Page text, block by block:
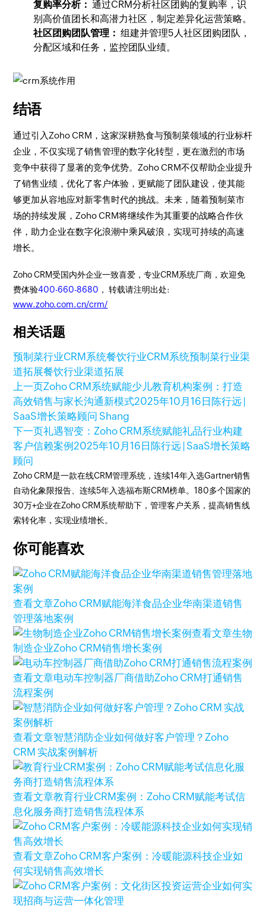
复购率分析： 通过CRM分析社区团购的复购率，识
别高价值团长和高潜力社区，制定差异化运营策略。
社区团购团队管理： 组建并管理5人社区团购团队，
分配区域和任务，监控团队业绩。
结语
通过引入Zoho CRM，这家深耕熟食与预制菜领域的行业标杆
企业，不仅实现了销售管理的数字化转型，更在激烈的市场
竞争中获得了显著的竞争优势。Zoho CRM不仅帮助企业提升
了销售业绩，优化了客户体验，更赋能了团队建设，使其能
够更加从容地应对新零售时代的挑战。未来，随着预制菜市
场的持续发展，Zoho CRM将继续作为其重要的战略合作伙
伴，助力企业在数字化浪潮中乘风破浪，实现可持续的高速
增长。
Zoho CRM受国内外企业一致喜爱，专业CRM系统厂商，欢迎免
费体验400-660-8680 ， 转载请注明出处:
www.zoho.com.cn/crm/
相关话题
预制菜行业CRM系统餐饮行业CRM系统预制菜行业渠
道拓展餐饮行业渠道拓展
上一页Zoho CRM系统赋能少儿教育机构案例：打造
高效销售与家长沟通新模式2025年10月16日 陈行远 |
SaaS增长策略顾问 Shang
下一页礼遇智变：Zoho CRM系统赋能礼品行业构建
客户信赖案例2025年10月16日 陈行远 | SaaS增长策略
顾问
Zoho CRM是一款在线CRM管理系统，连续14年入选Gartner销售
自动化象限报告、连续5年入选福布斯CRM榜单。180多个国家的
30万+企业在Zoho CRM系统帮助下，管理客户关系，提高销售线
索转化率，实现业绩增长。
你可能喜欢
查看文章Zoho CRM赋能海洋食品企业华南渠道销售
管理落地案例
查看文章生物
制造企业Zoho CRM销售增长案例
查看文章电动车控制器厂商借助Zoho CRM打通销售
流程案例
查看文章智慧消防企业如何做好客户管理？Zoho
CRM 实战案例解析
查看文章教育行业CRM案例：Zoho CRM赋能考试信
息化服务商打造销售流程体系
查看文章Zoho CRM客户案例：冷暖能源科技企业如
何实现销售高效增长